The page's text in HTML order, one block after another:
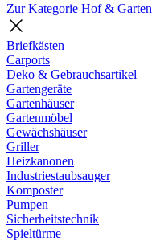
Zur Kategorie Hof & Garten
Briefkästen
Carports
Deko & Gebrauchsartikel
Gartengeräte
Gartenhäuser
Gartenmöbel
Gewächshäuser
Griller
Heizkanonen
Industriestaubsauger
Komposter
Pumpen
Sicherheitstechnik
Spieltürme